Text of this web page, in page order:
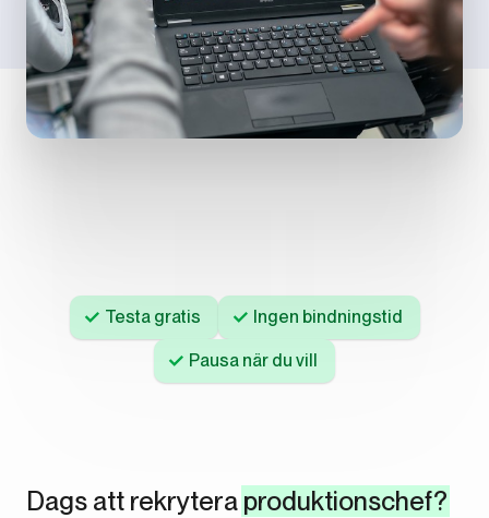
Testa gratis Ingen bindningstid
Pausa när du vill
Dags att rekrytera produktionschef?